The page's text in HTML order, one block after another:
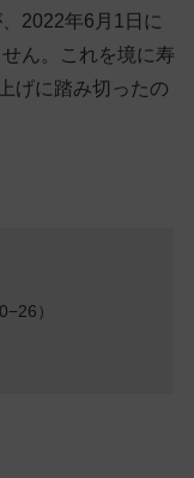
2022年6月1日に
ん。これを境に寿
げに踏み切ったの
）